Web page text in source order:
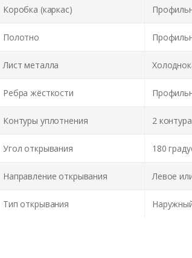
Коробка (каркас)
Полотно
Лист металла
Ребра жёсткости
Контуры уплотнения 2 контура
Угол открывания 180
Направление открывания Левое
Тип открывания